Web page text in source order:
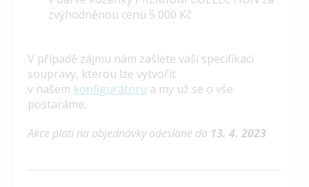
zvýhodněnou cenu 5 000 Kč
V případě zájmu nám zašlete vaši specifikaci
soupravy, kterou lze vytvořit
v našem konfigurátoru a my už se o vše
postaráme.
Akce platí na objednávky odeslané do 13. 4. 2023